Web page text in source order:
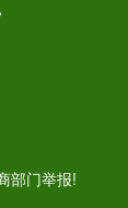
部门举报!